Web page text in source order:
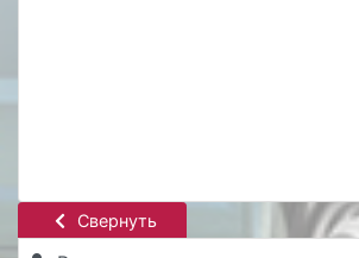
Свернуть